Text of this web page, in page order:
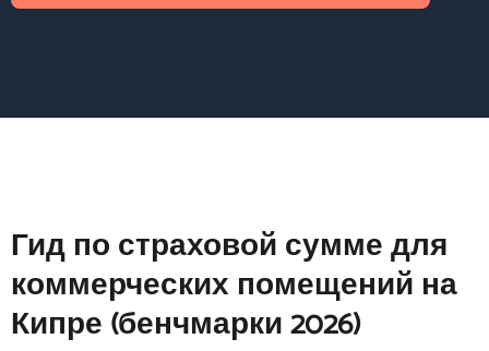
Гид по страховой сумме для
коммерческих помещений на
Кипре (бенчмарки 2026)